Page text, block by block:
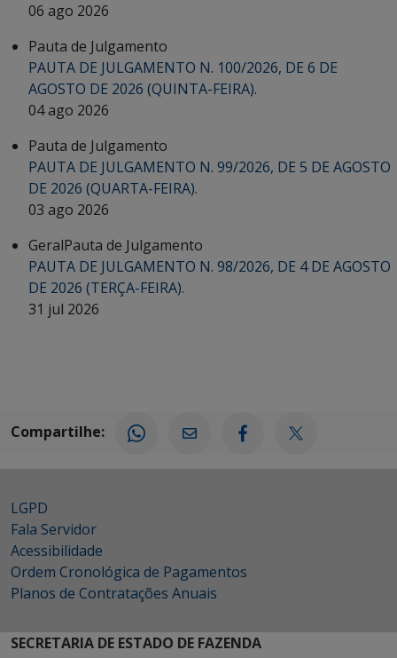
06 ago 2026
Pauta de Julgamento
PAUTA DE JULGAMENTO N. 100/2026, DE 6 DE
AGOSTO DE 2026 (QUINTA-FEIRA).
04 ago 2026
Pauta de Julgamento
PAUTA DE JULGAMENTO N. 99/2026, DE 5 DE AGOSTO
DE 2026 (QUARTA-FEIRA).
03 ago 2026
GeralPauta de Julgamento
PAUTA DE JULGAMENTO N. 98/2026, DE 4 DE AGOSTO
DE 2026 (TERÇA-FEIRA).
31 jul 2026
Compartilhe:
LGPD
Fala Servidor
Acessibilidade
Ordem Cronológica de Pagamentos
Planos de Contratações Anuais
SECRETARIA DE ESTADO DE FAZENDA